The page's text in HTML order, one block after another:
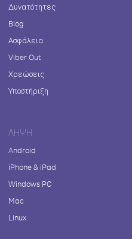
Δυνατότητες
Blog
Ασφάλεια
Viber Out
Χρεώσεις
Υποστήριξη
ΛΉΨΗ
Android
iPhone & iPad
Windows PC
Mac
Linux